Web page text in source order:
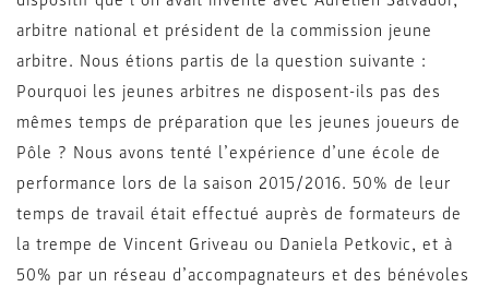
arbitre national et président de la commission jeune
arbitre. Nous étions partis de la question suivante :
Pourquoi les jeunes arbitres ne disposent-ils pas des
mêmes temps de préparation que les jeunes joueurs de
Pôle ? Nous avons tenté l’expérience d’une école de
performance lors de la saison 2015/2016. 50% de leur
temps de travail était effectué auprès de formateurs de
la trempe de Vincent Griveau ou Daniela Petkovic, et à
50% par un réseau d’accompagnateurs et des bénévoles